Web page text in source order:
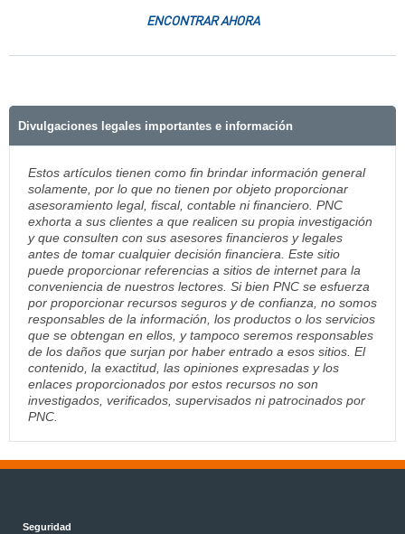
ENCONTRAR AHORA
Divulgaciones legales importantes e información
Estos artículos tienen como fin brindar información general
solamente, por lo que no tienen por objeto proporcionar
asesoramiento legal, fiscal, contable ni financiero. PNC
exhorta a sus clientes a que realicen su propia investigación
y que consulten con sus asesores financieros y legales
antes de tomar cualquier decisión financiera. Este sitio
puede proporcionar referencias a sitios de internet para la
conveniencia de nuestros lectores. Si bien PNC se esfuerza
por proporcionar recursos seguros y de confianza, no somos
responsables de la información, los productos o los servicios
que se obtengan en ellos, y tampoco seremos responsables
de los daños que surjan por haber entrado a esos sitios. El
contenido, la exactitud, las opiniones expresadas y los
enlaces proporcionados por estos recursos no son
investigados, verificados, supervisados ni patrocinados por
PNC.
Seguridad